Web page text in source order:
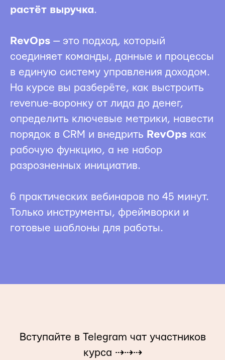
растёт выручка.
RevOps — это подход, который
соединяет команды, данные и процессы
в единую систему управления доходом.
На курсе вы разберёте, как выстроить
revenue-воронку от лида до денег,
определить ключевые метрики, навести
порядок в CRM и внедрить RevOps как
рабочую функцию, а не набор
разрозненных инициатив.
6 практических вебинаров по 45 минут.
Только инструменты, фреймворки и
готовые шаблоны для работы.
Вступайте в Telegram чат участников
курса ⇢⇢⇢